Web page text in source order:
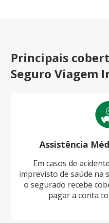
Principais
Seguro Viagem
Assistência
Em casos de
imprevisto de saúde na
o segurado recebe
pagar a conta